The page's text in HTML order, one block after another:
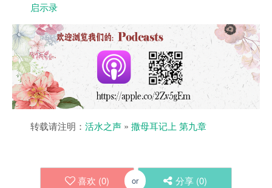
启示录
转载请注明： 活水之声 » 撒母耳记上 第九章
喜欢 (0) or 分享 (0)